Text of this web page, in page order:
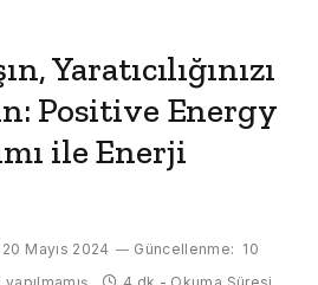
Yaratıcılığınızı
Positive Energy
ile Enerji
20 Mayıs 2024 Güncellenme: 10